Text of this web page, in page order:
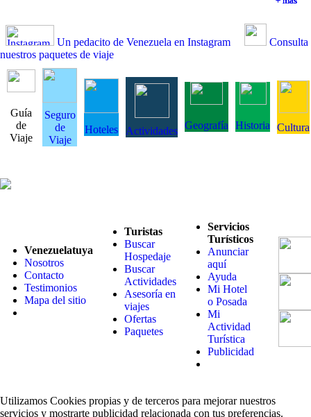
Un pedacito de Venezuela en Instagram
Consulta
nuestros paquetes de viaje
Guía
de
Viaje
Seguro
de
Viaje
Hoteles Actividades Geografía Historia Cultura
Venezuelatuya
Nosotros
Contacto
Testimonios
Mapa del sitio
Turistas
Buscar
Hospedaje
Buscar
Actividades
Asesoría en
viajes
Ofertas
Paquetes
Servicios
Turísticos
Anunciar
aquí
Ayuda
Mi Hotel
o Posada
Mi
Actividad
Turística
Publicidad
Utilizamos Cookies propias y de terceros para mejorar nuestros
servicios y mostrarte publicidad relacionada con tus preferencias.